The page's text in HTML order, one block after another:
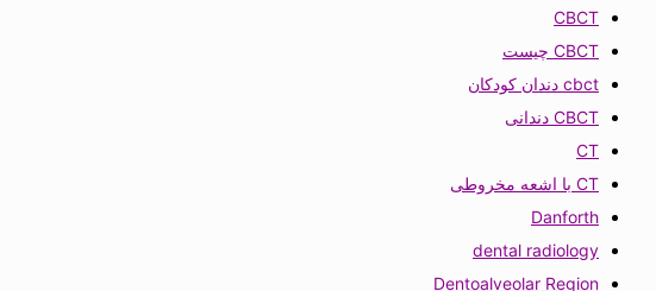
CBCT
CBCT چیست
cbct دندان کودکان
CBCT دندانی
CT
CT با اشعه مخروطی
Danforth
dental radiology
Dentoalveolar Region